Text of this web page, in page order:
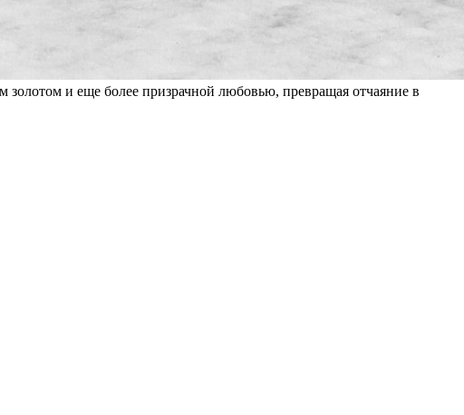
золотом и еще более призрачной любовью, превращая отчаяние в